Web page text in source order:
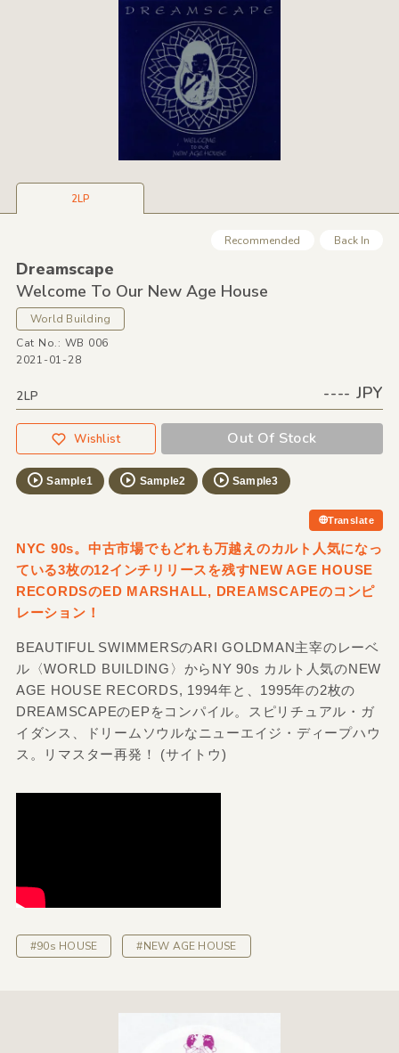
2LP
Recommended Back In
Dreamscape
Welcome To Our New Age House
World Building
Cat No.: WB 006
2021-01-28
2LP ---- JPY
Wishlist Out Of Stock
Sample1 Sample2 Sample3
Translate
NYC 90s。中古市場でもどれも万越えのカルト人気になっ
ている3枚の12インチリリースを残すNEW AGE HOUSE
RECORDSのED MARSHALL, DREAMSCAPEのコンピ
レーション！
BEAUTIFUL SWIMMERSのARI GOLDMAN主宰のレーベ
ル〈WORLD BUILDING〉からNY 90s カルト人気のNEW
AGE HOUSE RECORDS, 1994年と、1995年の2枚の
DREAMSCAPEのEPをコンパイル。スピリチュアル・ガ
イダンス、ドリームソウルなニューエイジ・ディープハウ
ス。リマスター再発！ (サイトウ)
#90s HOUSE #NEW AGE HOUSE